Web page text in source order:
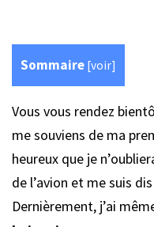
Sommaire [voir]
Vous vous rendez
me souviens de ma
heureux que je
de l’avion et me suis
Dernièrement, j’ai